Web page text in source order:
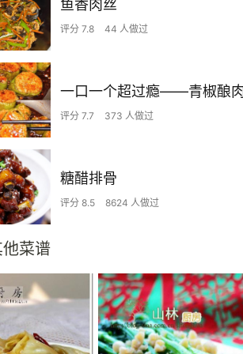
鱼香肉丝
评分 7.8 44 人做过
一口一个超过瘾——青椒酿
评分 7.7 373 人做过
糖醋排骨
评分 8.5 8624 人做过
菜谱